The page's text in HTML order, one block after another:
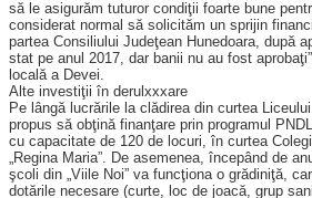
să le asigurăm tuturor condiţii foarte bune
considerat normal să solicităm un sprijin
partea Consiliului Judeţean Hunedoara, după
stat pe anul 2017, dar banii nu au fost
locală a Devei.
Alte investiţii în derulxxxare
Pe lângă lucrările la clădirea din curtea
propus să obţină finanţare prin programul
cu capacitate de 120 de locuri, în curtea
„Regina Maria”. De asemenea, începând de
şcoli din „Viile Noi” va funcţiona o grădiniţă,
dotările necesare (curte, loc de joacă, grup